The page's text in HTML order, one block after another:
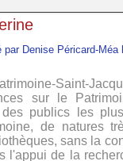
par Denise Péricard-
Saint-
sur le
publics les
de natures
sans la
l'appui de la